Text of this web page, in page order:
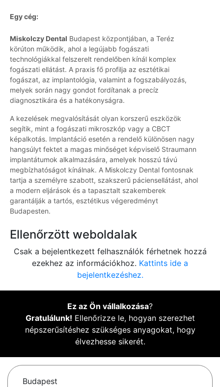
Egy cég:
Miskolczy Dental Budapest központjában, a Teréz
körúton működik, ahol a legújabb fogászati
technológiákkal felszerelt rendelőben kínál komplex
fogászati ellátást. A praxis fő profilja az esztétikai
fogászat, az implantológia, valamint a fogszabályozás,
melyek során nagy gondot fordítanak a precíz
diagnosztikára és a hatékonyságra.
A kezelések megvalósítását olyan korszerű eszközök
segítik, mint a fogászati mikroszkóp vagy a CBCT
képalkotás. Implantáció esetén a rendelő különösen nagy
hangsúlyt fektet a magas minőséget képviselő Straumann
implantátumok alkalmazására, amelyek hosszú távú
megbízhatóságot kínálnak. A Miskolczy Dental fontosnak
tartja a személyre szabott, szakszerű páciensellátást, ahol
a modern eljárások és a tapasztalt szakemberek
garantálják a tartós, esztétikus végeredményt
Budapesten.
Ellenőrzött weboldalak
Csak a bejelentkezett felhasználók férhetnek hozzá
ezekhez az információkhoz. Kattints ide a
bejelentkezéshez.
Ez az Ön vállalkozása?
Gratulálunk! Ellenőrizze le, hogyan szerezhet
népszerűsítéshez szükséges anyagokat, hogy
élvezhesse sikerét.
Budapest